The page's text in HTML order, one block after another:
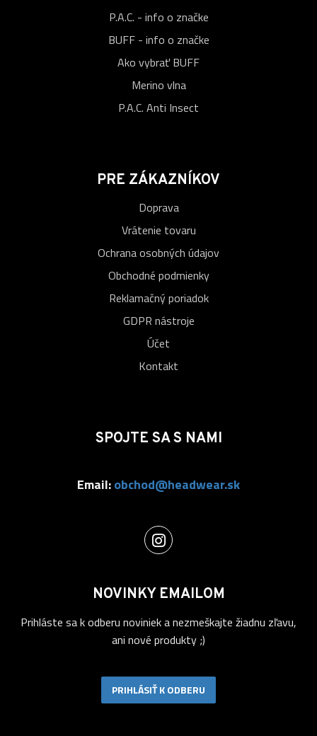
P.A.C. - info o značke
BUFF - info o značke
Ako vybrať BUFF
Merino vlna
P.A.C. Anti Insect
PRE ZÁKAZNÍKOV
Doprava
Vrátenie tovaru
Ochrana osobných údajov
Obchodné podmienky
Reklamačný poriadok
GDPR nástroje
Účet
Kontakt
SPOJTE SA S NAMI
Email:obchod@headwear.sk
NOVINKY EMAILOM
Prihláste sa k odberu noviniek a nezmeškajte žiadnu zľavu,
ani nové produkty ;)
PRIHLÁSIŤ K ODBERU